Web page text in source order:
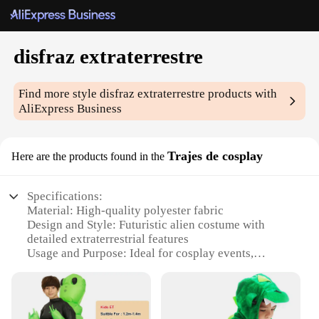
disfraz extraterrestre
Find more styledisfraz extraterrestre products with
AliExpress Business
Here are the products found in the Trajes de cosplay
Specifications:
Material: High-quality polyester fabric
Design and Style: Futuristic alien costume with
detailed extraterrestrial features
Usage and Purpose: Ideal for cosplay events,
Performance and Property: Durable, comfortable,
and easy to wear
Parts and Accessories: Includes full-body jumpsuit,